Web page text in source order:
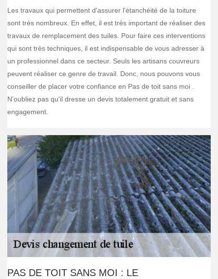
Les travaux qui permettent d'assurer l'étanchéité de la toiture
sont très nombreux. En effet, il est très important de réaliser des
travaux de remplacement des tuiles. Pour faire ces interventions
qui sont très techniques, il est indispensable de vous adresser à
un professionnel dans ce secteur. Seuls les artisans couvreurs
peuvent réaliser ce genre de travail. Donc, nous pouvons vous
conseiller de placer votre confiance en Pas de toit sans moi .
N'oubliez pas qu'il dresse un devis totalement gratuit et sans
engagement.
PAS DE TOIT SANS MOI : LE